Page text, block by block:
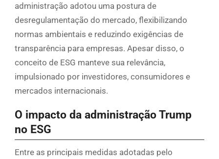
administração adotou uma postura de
desregulamentação do mercado, flexibilizando
normas ambientais e reduzindo exigências de
transparência para empresas. Apesar disso, o
conceito de ESG manteve sua relevância,
impulsionado por investidores, consumidores e
mercados internacionais.
O impacto da administração Trump
no ESG
Entre as principais medidas adotadas pelo